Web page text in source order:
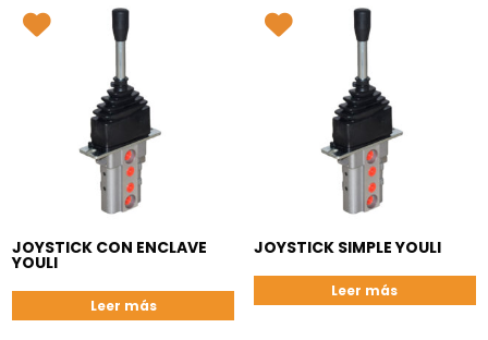
JOYSTICK CON ENCLAVE
YOULI
Leer más
JOYSTICK SIMPLE YOULI
Leer más